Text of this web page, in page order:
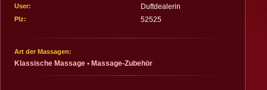
User: Duftdealerin
Plz: 52525
Art der Massagen:
Klassische Massage • Massage-Zubehör